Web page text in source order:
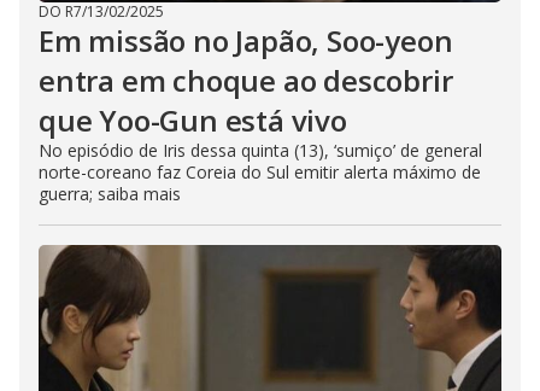
DO R7/13/02/2025
Em missão no Japão, Soo-yeon
entra em choque ao descobrir
que Yoo-Gun está vivo
No episódio de Iris dessa quinta (13), ‘sumiço’ de general
norte-coreano faz Coreia do Sul emitir alerta máximo de
guerra; saiba mais